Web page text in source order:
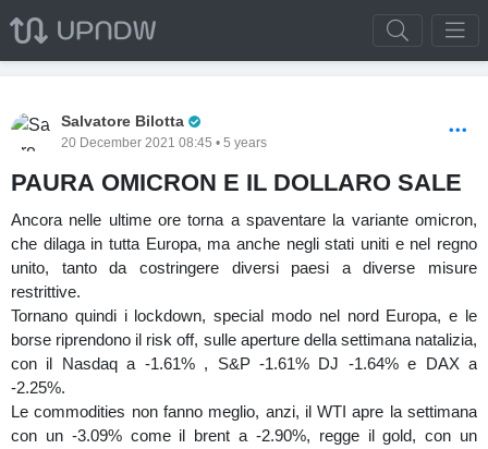
Salvatore Bilotta
20 December 2021 08:45 • 5 years
PAURA OMICRON E IL DOLLARO SALE
Ancora nelle ultime ore torna a spaventare la variante omicron,
che dilaga in tutta Europa, ma anche negli stati uniti e nel regno
unito, tanto da costringere diversi paesi a diverse misure
restrittive.
Tornano quindi i lockdown, special modo nel nord Europa, e le
borse riprendono il risk off, sulle aperture della settimana natalizia,
con il Nasdaq a -1.61% , S&P -1.61% DJ -1.64% e DAX a
-2.25%.
Le commodities non fanno meglio, anzi, il WTI apre la settimana
con un -3.09% come il brent a -2.90%, regge il gold, con un